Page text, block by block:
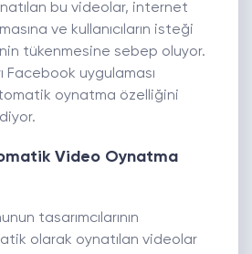
bu videolar, internet
ve kullanıcıların isteği
tükenmesine sebep oluyor.
Facebook uygulaması
oynatma özelliğini
Video Oynatma
tasarımcılarının
olarak oynatılan videolar